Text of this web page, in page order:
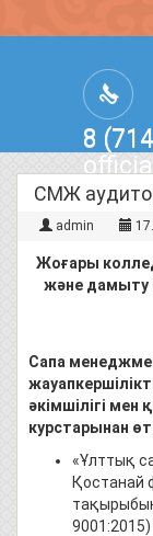
8
Батыра, 3
СМЖ
admin
Жоғары
және дамыту
Сапа
әкімшілігі мен
курстарынан
«Ұлттық
Қостанай